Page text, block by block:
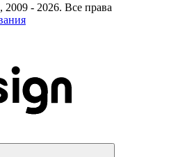
- 2026. Все права